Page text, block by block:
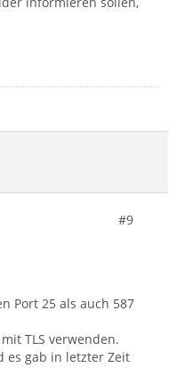
#9
Port 25 als auch 587
TLS verwenden.
es gab in letzter Zeit